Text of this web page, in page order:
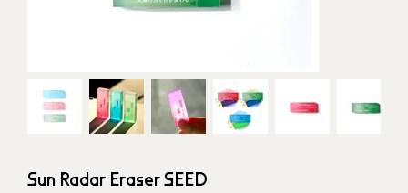
Sun Radar Eraser SEED